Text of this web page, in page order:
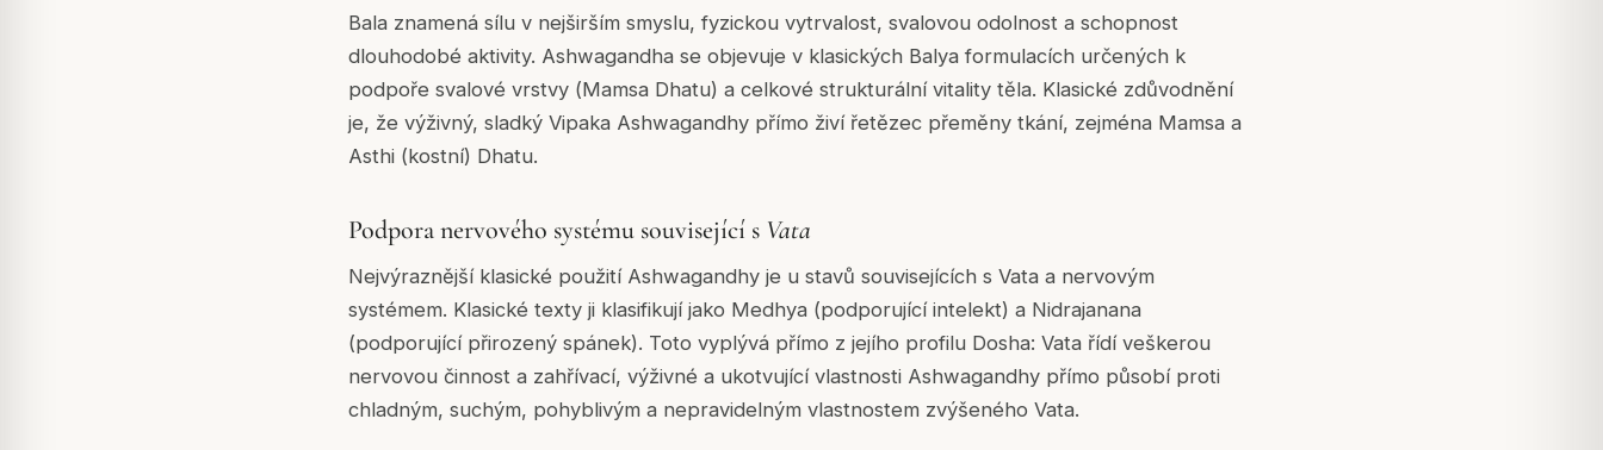
Bala znamená sílu v nejširším smyslu, fyzickou vytrvalost, svalovou odolnost a schopnost
dlouhodobé aktivity. Ashwagandha se objevuje v klasických Balya formulacích určených k
podpoře svalové vrstvy (Mamsa Dhatu) a celkové strukturální vitality těla. Klasické zdůvodnění
je, že výživný, sladký Vipaka Ashwagandhy přímo živí řetězec přeměny tkání, zejména Mamsa a
Asthi (kostní) Dhatu.
Podpora nervového systému související s Vata
Nejvýraznější klasické použití Ashwagandhy je u stavů souvisejících s Vata a nervovým
systémem. Klasické texty ji klasifikují jako Medhya (podporující intelekt) a Nidrajanana
(podporující přirozený spánek). Toto vyplývá přímo z jejího profilu Dosha: Vata řídí veškerou
nervovou činnost a zahřívací, výživné a ukotvující vlastnosti Ashwagandhy přímo působí proti
chladným, suchým, pohyblivým a nepravidelným vlastnostem zvýšeného Vata.